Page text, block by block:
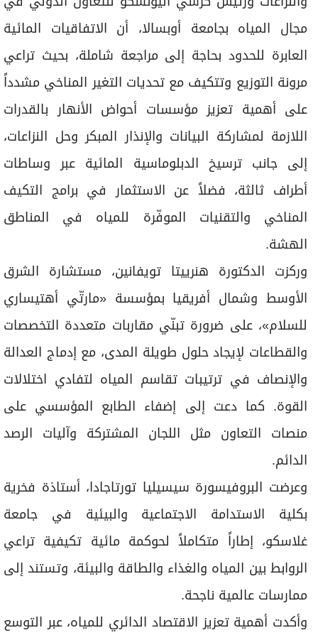
مجال المياه بجامعة أوبسالا، أن الاتفاقيات المائية
العابرة للحدود بحاجة إلى مراجعة شاملة، بحيث تراعي
مرونة التوزيع وتتكيف مع تحديات التغير المناخي مشدداً
على أهمية تعزيز مؤسسات أحواض الأنهار بالقدرات
اللازمة لمشاركة البيانات والإنذار المبكر وحل النزاعات،
إلى جانب ترسيخ الدبلوماسية المائية عبر وساطات
أطراف ثالثة، فضلاً عن الاستثمار في برامج التكيف
المناخي والتقنيات الموفّرة للمياه في المناطق
الهشة.
وركزت الدكتورة هنرييتا تويفانين، مستشارة الشرق
الأوسط وشمال أفريقيا بمؤسسة «مارتّي أهتيساري
للسلام»، على ضرورة تبنّي مقاربات متعددة التخصصات
والقطاعات لإيجاد حلول طويلة المدى، مع إدماج العدالة
والإنصاف في ترتيبات تقاسم المياه لتفادي اختلالات
القوة. كما دعت إلى إضفاء الطابع المؤسسي على
منصات التعاون مثل اللجان المشتركة وآليات الرصد
الدائم.
وعرضت البروفيسورة سيسيليا تورتاجادا، أستاذة فخرية
بكلية الاستدامة الاجتماعية والبيئية في جامعة
غلاسكو، إطاراً متكاملاً لحوكمة مائية تكيفية تراعي
الروابط بين المياه والغذاء والطاقة والبيئة، وتستند إلى
ممارسات عالمية ناجحة.
وأكدت أهمية تعزيز الاقتصاد الدائري للمياه، عبر التوسع